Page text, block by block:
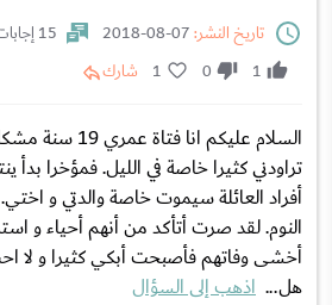
تاريخ النشر:
15 إجابات
1
0
1 شارك
السلام عليكم
تراودني كثيرا خاصة في الليل. فمؤخرا بدأ
أفراد العائلة سيموت خاصة والدتي و
النوم. لقد صرت أتأكد من أنهم أحياء و
أخشى وفاتهم فأصبحت أبكي كثيرا و لا
هل... اذهب إلى السؤال